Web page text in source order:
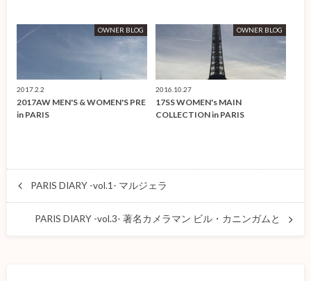
OWNER BLOG
2017.2.2
2017AW MEN'S & WOMEN'S PRE
in PARIS
OWNER BLOG
2016.10.27
17SS WOMEN's MAIN
COLLECTION in PARIS
PARIS DIARY -vol.1- マルジェラ
PARIS DIARY -vol.3- 著名カメラマン ビル・カニンガムと